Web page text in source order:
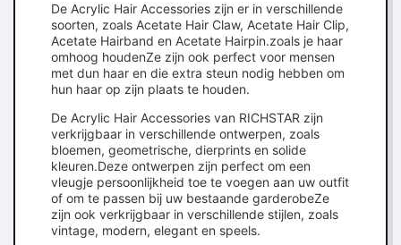
De Acrylic Hair Accessories zijn er in verschillende
soorten, zoals Acetate Hair Claw, Acetate Hair Clip,
Acetate Hairband en Acetate Hairpin.zoals je haar
omhoog houdenZe zijn ook perfect voor mensen
met dun haar en die extra steun nodig hebben om
hun haar op zijn plaats te houden.
De Acrylic Hair Accessories van RICHSTAR zijn
verkrijgbaar in verschillende ontwerpen, zoals
bloemen, geometrische, dierprints en solide
kleuren.Deze ontwerpen zijn perfect om een
vleugje persoonlijkheid toe te voegen aan uw outfit
of om te passen bij uw bestaande garderobeZe
zijn ook verkrijgbaar in verschillende stijlen, zoals
vintage, modern, elegant en speels.